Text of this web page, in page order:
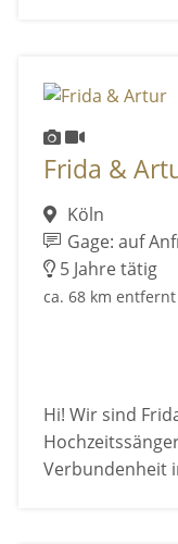
Frida &
Köln
Gage: auf
5 Jahre tätig
ca. 68 km entfernt
Hi! Wir sind
Verbundenheit